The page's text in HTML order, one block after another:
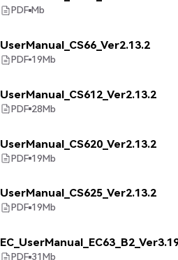
PDF Mb
UserManual_CS66_Ver2.13.2
PDF 19Mb
UserManual_CS612_Ver2.13.2
PDF 28Mb
UserManual_CS620_Ver2.13.2
PDF 19Mb
UserManual_CS625_Ver2.13.2
PDF 19Mb
PDF 31Mb